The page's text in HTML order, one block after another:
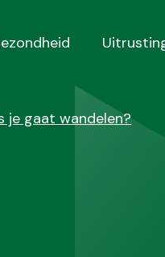
je gaat wandelen?